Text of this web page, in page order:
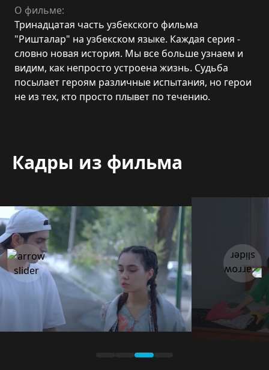
О фильме:
Тринадцатая часть узбекского фильма
"Ришталар" на узбекском языке. Каждая серия -
словно новая история. Мы все больше узнаем и
видим, как непросто устроена жизнь. Судьба
посылает героям различные испытания, но герои
не из тех, кто просто плывет по течению.
Кадры из фильма